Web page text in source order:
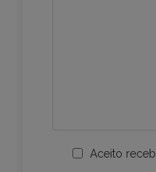
Aceito